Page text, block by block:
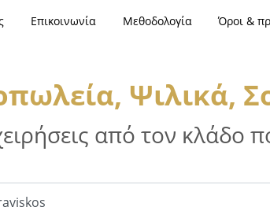
Επικοινωνία Μεθοδολογία Όροι &
Ψιλικά,
από τον κλάδο